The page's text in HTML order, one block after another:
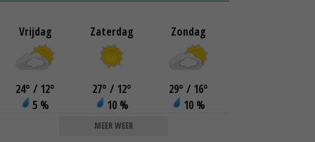
Vrijdag
24° / 12°
5 %
Zaterdag
27° / 12°
10 %
Zondag
29° / 16°
10 %
MEER WEER